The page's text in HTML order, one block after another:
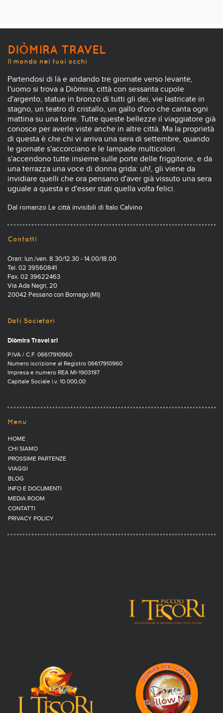
DIÒMIRA TRAVEL
Il mondo nei tuoi occhi
Partendosi di là e andando tre giornate verso levante,
l'uomo si trova a Diòmira, città con sessanta cupole
d'argento, statue in bronzo di tutti gli dei, vie lastricate in
stagno, un teatro di cristallo, un gallo d'oro che canta ogni
mattina su una torre. Tutte queste bellezze il viaggiatore già
conosce per averle viste anche in altre città. Ma la proprietà
di questa è che chi vi arriva una sera di settembre, quando
le giornate s'accorciano e le lampade multicolori
s'accendono tutte insieme sulle porte delle friggitorie, e da
una terrazza una voce di donna grida: uh!, gli viene da
invidiare quelli che ora pensano d'aver già vissuto una sera
uguale a questa e d'esser stati quella volta felici.
Dal romanzo Le città invisibili di Italo Calvino
Contatti
Orari: lun./ven. 8.30/12.30 - 14.00/18.00
Tel. 02 39560841
Fax. 02 39622463
Via Ada Negri, 20
20042 Pessano con Bornago (MI)
Dati Societari
Diòmira Travel srl
P.IVA / C.F. 06617910960
Numero iscrizione al Registro 06617910960
Impresa e numero REA MI-1903197
Capitale Sociale i.v. 10.000,00
Menu
HOME
CHI SIAMO
PROSSIME PARTENZE
VIAGGI
BLOG
INFO E DOCUMENTI
MEDIA ROOM
CONTATTI
PRIVACY POLICY